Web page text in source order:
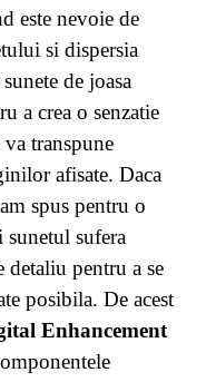
este nevoie de
si dispersia
de joasa
a crea o senzatie
transpune
afisate. Daca
spus pentru o
sunetul sufera
pentru a se
posibila. De acest
Enhancement